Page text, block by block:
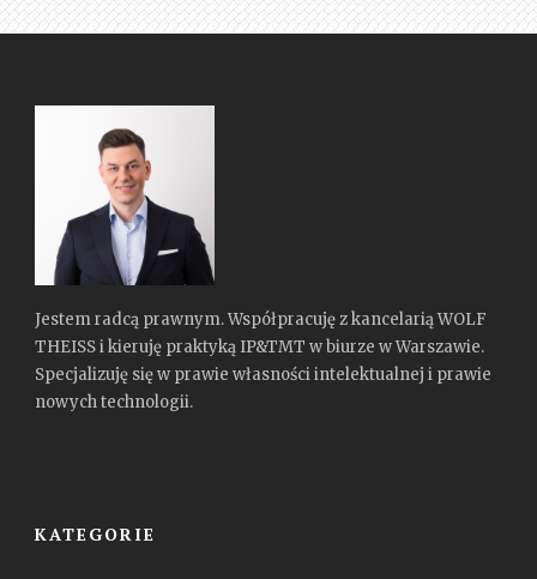
Jestem radcą prawnym. Współpracuję z kancelarią WOLF
THEISS i kieruję praktyką IP&TMT w biurze w Warszawie.
Specjalizuję się w prawie własności intelektualnej i prawie
nowych technologii.
KATEGORIE